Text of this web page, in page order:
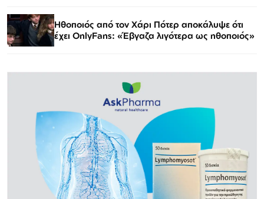
Ηθοποιός από τον Χάρι Πότερ αποκάλυψε ότι
έχει OnlyFans: «Έβγαζα λιγότερα ως ηθοποιός»